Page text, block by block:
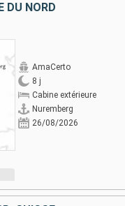
DU NORD
AmaCerto
8 j
Cabine extérieure
Nuremberg
26/08/2026